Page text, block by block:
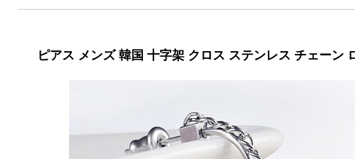
ピアス メンズ 韓国 十字架 クロス ステンレス チェーン